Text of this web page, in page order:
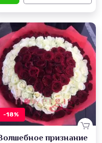
-18%
признание